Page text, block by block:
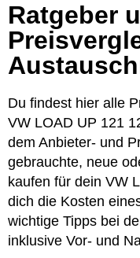
Ratgeber
Du findest hier alle
VW LOAD UP 121
dem Anbieter- und
gebrauchte, neue
kaufen für dein VW
dich die Kosten
wichtige Tipps bei
inklusive Vor- und